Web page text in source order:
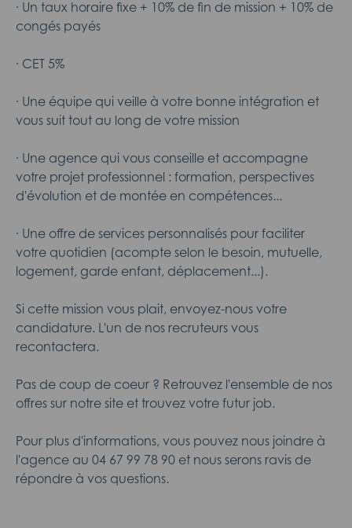
· Un taux horaire fixe + 10% de fin de mission + 10% de
congés payés
· CET 5%
· Une équipe qui veille à votre bonne intégration et
vous suit tout au long de votre mission
· Une agence qui vous conseille et accompagne
votre projet professionnel : formation, perspectives
d'évolution et de montée en compétences...
· Une offre de services personnalisés pour faciliter
votre quotidien (acompte selon le besoin, mutuelle,
logement, garde enfant, déplacement...).
Si cette mission vous plait, envoyez-nous votre
candidature. L'un de nos recruteurs vous
recontactera.
Pas de coup de coeur ? Retrouvez l'ensemble de nos
offres sur notre site et trouvez votre futur job.
Pour plus d'informations, vous pouvez nous joindre à
l'agence au 04 67 99 78 90 et nous serons ravis de
répondre à vos questions.